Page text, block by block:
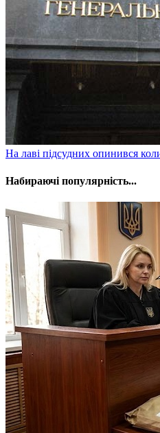
​На лаві підсудних опинився
Набираючі популярність...